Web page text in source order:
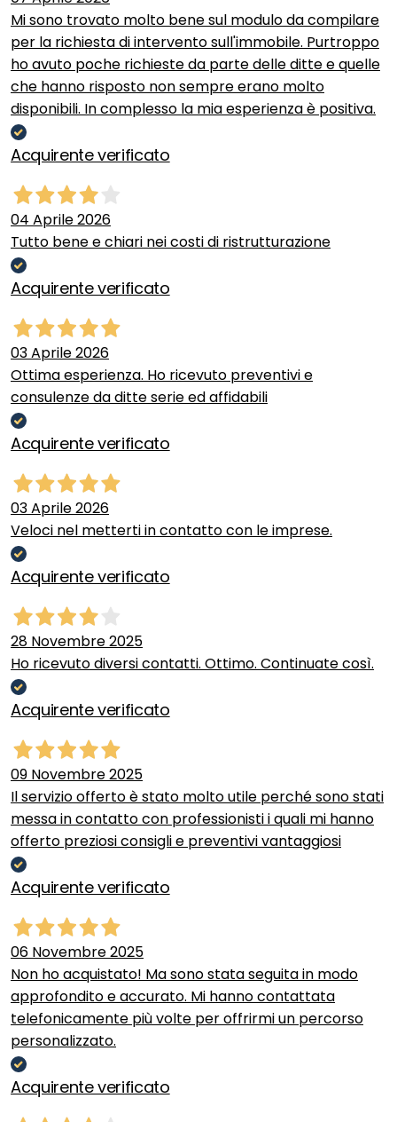
Mi sono trovato molto bene sul modulo da compilare
per la richiesta di intervento sull'immobile. Purtroppo
ho avuto poche richieste da parte delle ditte e quelle
che hanno risposto non sempre erano molto
disponibili. In complesso la mia esperienza è positiva.
Acquirente verificato
04 Aprile 2026
Tutto bene e chiari nei costi di ristrutturazione
Acquirente verificato
03 Aprile 2026
Ottima esperienza. Ho ricevuto preventivi e
consulenze da ditte serie ed affidabili
Acquirente verificato
03 Aprile 2026
Veloci nel metterti in contatto con le imprese.
Acquirente verificato
28 Novembre 2025
Ho ricevuto diversi contatti. Ottimo. Continuate così.
Acquirente verificato
09 Novembre 2025
Il servizio offerto è stato molto utile perché sono stati
messa in contatto con professionisti i quali mi hanno
offerto preziosi consigli e preventivi vantaggiosi
Acquirente verificato
06 Novembre 2025
Non ho acquistato! Ma sono stata seguita in modo
approfondito e accurato. Mi hanno contattata
telefonicamente più volte per offrirmi un percorso
personalizzato.
Acquirente verificato